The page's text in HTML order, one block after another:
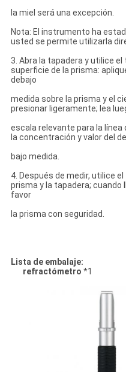
la miel será una excepción.
Nota: El instrumento ha
usted se permite utilizarla
3. Abra la tapadera y utilice
superficie de la prisma:
debajo
medida sobre la prisma y el
presionar ligeramente; lea
escala relevante para la línea
la concentración y valor del
bajo medida.
4. Después de medir, utilice
prisma y la tapadera; cuando
favor
la prisma con seguridad.
Lista de embalaje:
refractómetro *1